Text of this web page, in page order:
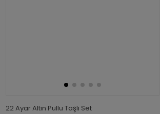
22 Ayar Altın Pullu Taşlı Set